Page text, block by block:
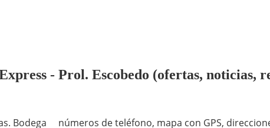
- Prol. Escobedo (ofertas, noticias,
Bodega
números de teléfono, mapa con GPS,